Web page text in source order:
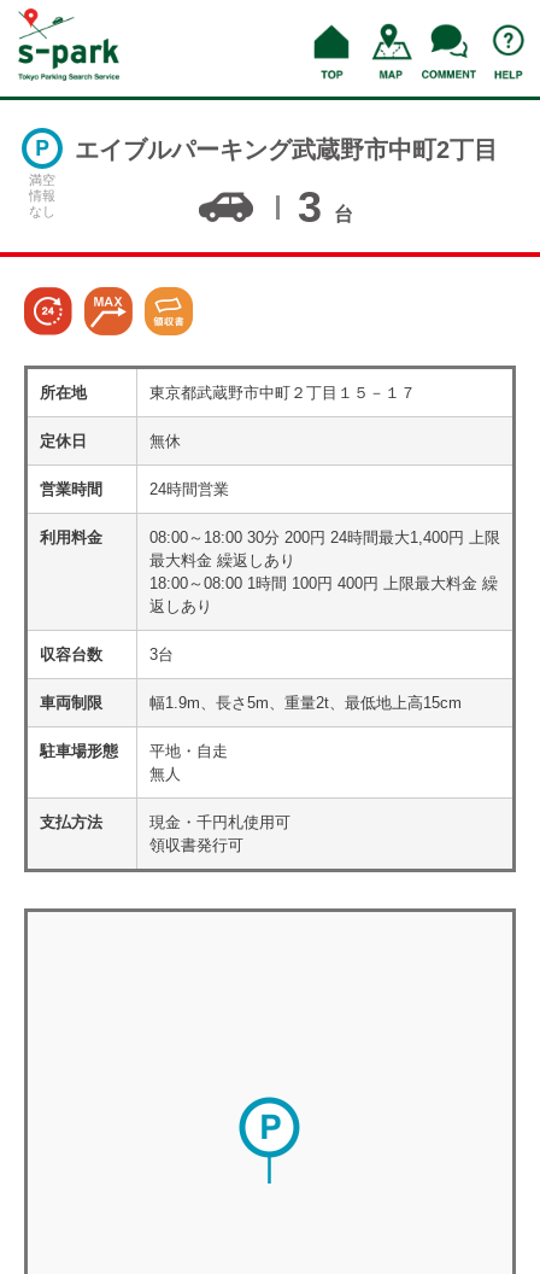
満空
情報
なし
エイブルパーキング武蔵野市中町2丁目
3 台
所在地 東京都武蔵野市中町２丁目１５－１７
定休日 無休
営業時間 24時間営業
利用料金
08:00～18:00 30分 200円 24時間最大1,400円 上限
最大料金 繰返しあり
18:00～08:00 1時間 100円 400円 上限最大料金 繰
返しあり
収容台数 3台
車両制限 幅1.9m、長さ5m、重量2t、最低地上高15cm
駐車場形態
平地・自走
無人
支払方法
現金・千円札使用可
領収書発行可